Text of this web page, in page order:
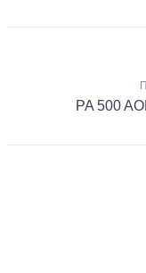
PA 500